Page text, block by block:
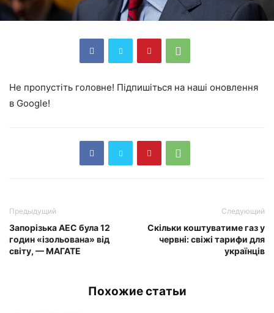
Не пропустіть головне! Підпишіться на наші оновлення
в Google!
Предыдущий
Запорізька АЕС була 12
годин «ізольована» від
світу, — МАГАТЕ
Следующий
Скільки коштуватиме газ у
червні: свіжі тарифи для
українців
Похожие статьи